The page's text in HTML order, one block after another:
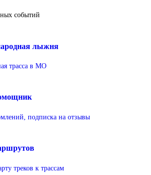
событий
лыжня
трасса в МО
подписка на отзывы
треков к трассам